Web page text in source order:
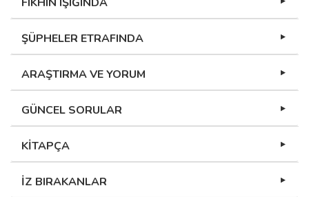
ŞÜPHELER ETRAFINDA
ARAŞTIRMA VE YORUM
GÜNCEL SORULAR
KİTAPÇA
İZ BIRAKANLAR